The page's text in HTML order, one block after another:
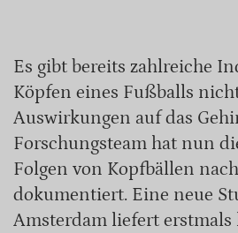
Es gibt bereits zahlreiche
Köpfen eines Fußballs
Auswirkungen auf das
Forschungsteam hat nun
Folgen von Kopfbällen
dokumentiert. Eine neue
Amsterdam liefert erstmals